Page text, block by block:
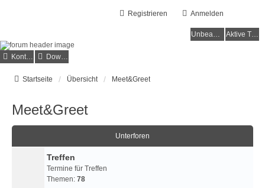
Anmelden
Registrieren
Unbeantwortete Themen Aktive Themen
Kontakt Downloads
Startseite Übersicht Meet&Greet
Meet&Greet
Unterforen
Treffen
Termine für Treffen
Themen: 78